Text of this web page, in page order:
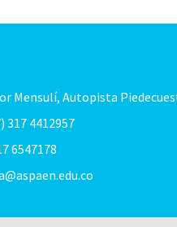
Mensulí, Autopista
4412957
6547178